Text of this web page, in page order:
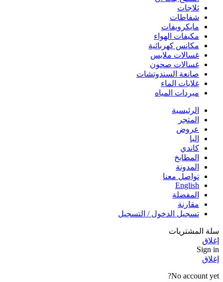
ثلاجات
شفاطات
مايكرويفات
مكيفات الهواء
مكانس كهربائية
غسالات ملابس
غسالات صحون
صانعة السندوتشات
غلايات الماء
مبردات المياه
الرئيسية
المتجر
عروض
البا
كاندي
المطابخ
المدونة
تواصل معنا
English
المفضلة
مقارنة
تسجيل الدخول / التسجيل
سلة المشتريات
إغلاق
Sign in
إغلاق
No account yet?